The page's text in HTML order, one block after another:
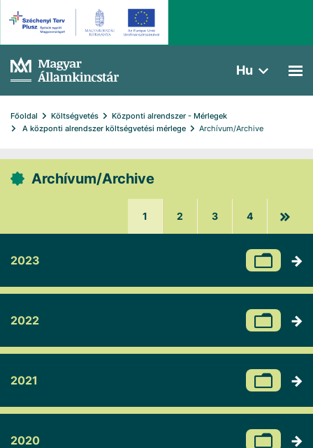
Hu
Főoldal Költségvetés
Központi alrendszer - Mérlegek
A központi alrendszer költségvetési mérlege
Archívum/Archive
Archívum/Archive
1 2 3 4
2023
2022
2021
2020